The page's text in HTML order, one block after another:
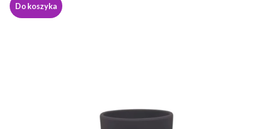
Do koszyka